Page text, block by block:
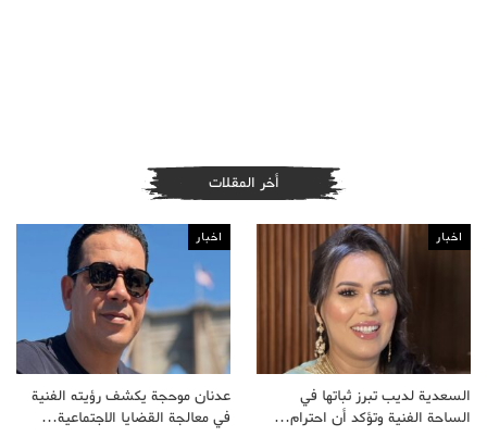
أخر المقلات
اخبار
السعدية لديب تبرز ثباتها في
الساحة الفنية وتؤكد أن احترام…
اخبار
عدنان موحجة يكشف رؤيته الفنية
في معالجة القضايا الاجتماعية…